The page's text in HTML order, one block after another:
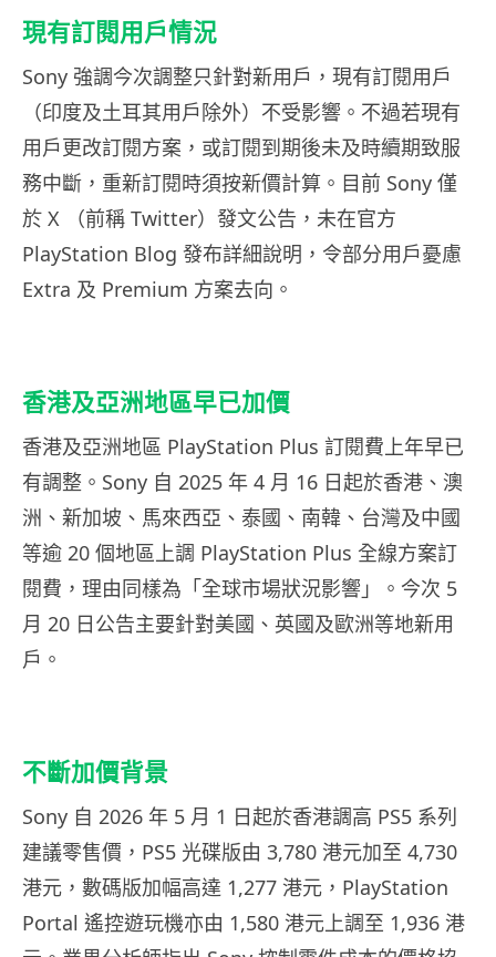
現有訂閱用戶情況
Sony 強調今次調整只針對新用戶，現有訂閱用戶
（印度及土耳其用戶除外）不受影響。不過若現有
用戶更改訂閱方案，或訂閱到期後未及時續期致服
務中斷，重新訂閱時須按新價計算。目前 Sony 僅
於 X （前稱 Twitter）發文公告，未在官方
PlayStation Blog 發布詳細說明，令部分用戶憂慮
Extra 及 Premium 方案去向。
香港及亞洲地區早已加價
香港及亞洲地區 PlayStation Plus 訂閱費上年早已
有調整。Sony 自 2025 年 4 月 16 日起於香港、澳
洲、新加坡、馬來西亞、泰國、南韓、台灣及中國
等逾 20 個地區上調 PlayStation Plus 全線方案訂
閱費，理由同樣為「全球市場狀況影響」。今次 5
月 20 日公告主要針對美國、英國及歐洲等地新用
戶。
不斷加價背景
Sony 自 2026 年 5 月 1 日起於香港調高 PS5 系列
建議零售價，PS5 光碟版由 3,780 港元加至 4,730
港元，數碼版加幅高達 1,277 港元，PlayStation
Portal 遙控遊玩機亦由 1,580 港元上調至 1,936 港